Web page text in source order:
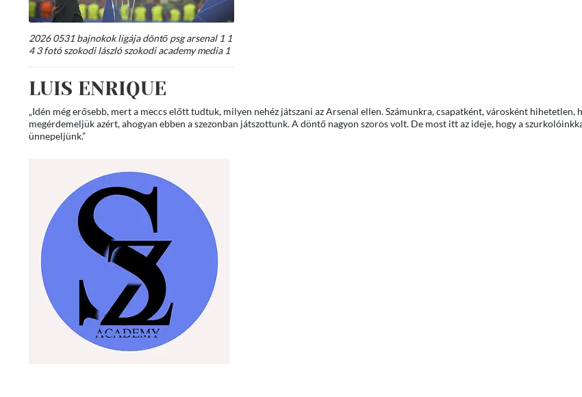
2026 0531 bajnokok ligája döntő psg arsenal 1 1
4 3 fotó szokodi lászló szokodi academy media 1
LUIS ENRIQUE
„Idén még erősebb, mert a meccs előtt tudtuk, milyen nehéz játszani az Arsenal ellen. Számunkra, csapatként, városként hihetetlen,
megérdemeljük azért, ahogyan ebben a szezonban játszottunk. A döntő nagyon szoros volt. De most itt az ideje, hogy a
ünnepeljünk.”